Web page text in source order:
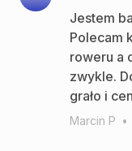
Jestem
Polecam
roweru a
zwykle.
grało i
Marcin P •